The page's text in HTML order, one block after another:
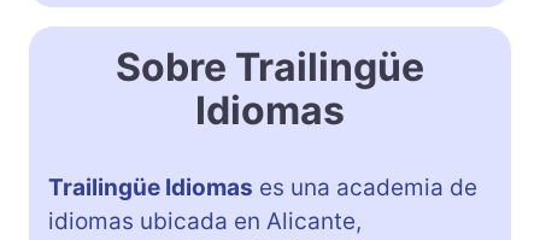
Sobre Trailingüe
Idiomas
Trailingüe Idiomas es una academia de
idiomas ubicada en Alicante,